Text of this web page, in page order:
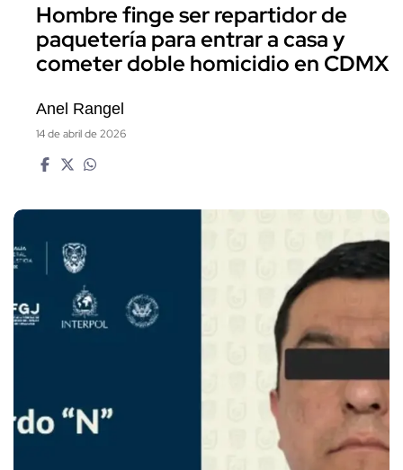
Hombre finge ser repartidor de
paquetería para entrar a casa y
cometer doble homicidio en CDMX
Anel Rangel
14 de abril de 2026